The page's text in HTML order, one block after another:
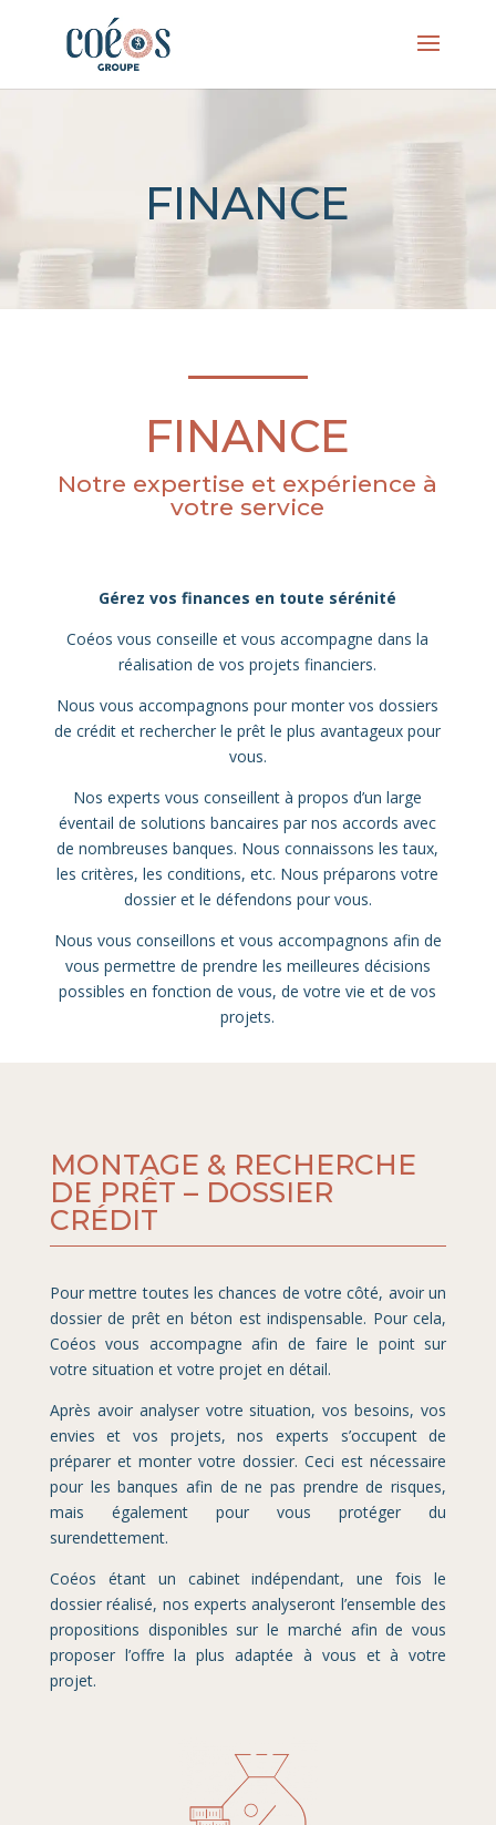
FINANCE
FINANCE
Notre expertise et expérience à
votre service
Gérez vos finances en toute sérénité
Coéos vous conseille et vous accompagne dans la
réalisation de vos projets financiers.
Nous vous accompagnons pour monter vos dossiers
de crédit et rechercher le prêt le plus avantageux pour
vous.
Nos experts vous conseillent à propos d’un large
éventail de solutions bancaires par nos accords avec
de nombreuses banques. Nous connaissons les taux,
les critères, les conditions, etc. Nous préparons votre
dossier et le défendons pour vous.
Nous vous conseillons et vous accompagnons afin de
vous permettre de prendre les meilleures décisions
possibles en fonction de vous, de votre vie et de vos
projets.
MONTAGE & RECHERCHE
DE PRÊT – DOSSIER
CRÉDIT
Pour mettre toutes les chances de votre côté, avoir un
dossier de prêt en béton est indispensable. Pour cela,
Coéos vous accompagne afin de faire le point sur
votre situation et votre projet en détail.
Après avoir analyser votre situation, vos besoins, vos
envies et vos projets, nos experts s’occupent de
préparer et monter votre dossier. Ceci est nécessaire
pour les banques afin de ne pas prendre de risques,
mais également pour vous protéger du
surendettement.
Coéos étant un cabinet indépendant, une fois le
dossier réalisé, nos experts analyseront l’ensemble des
propositions disponibles sur le marché afin de vous
proposer l’offre la plus adaptée à vous et à votre
projet.
Panneau de gestion des cookies